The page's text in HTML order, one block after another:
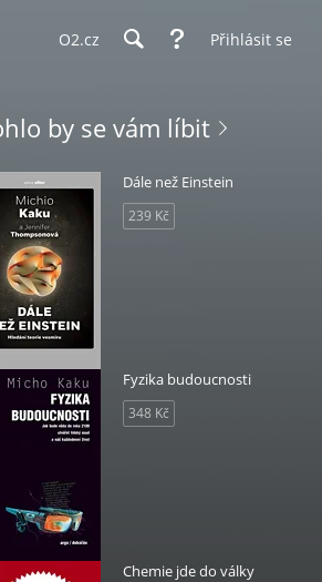
O2.cz Přihlásit se
by se vám líbit
Dále než Einstein
239 Kč
Fyzika budoucnosti
348 Kč
Chemie jde do války